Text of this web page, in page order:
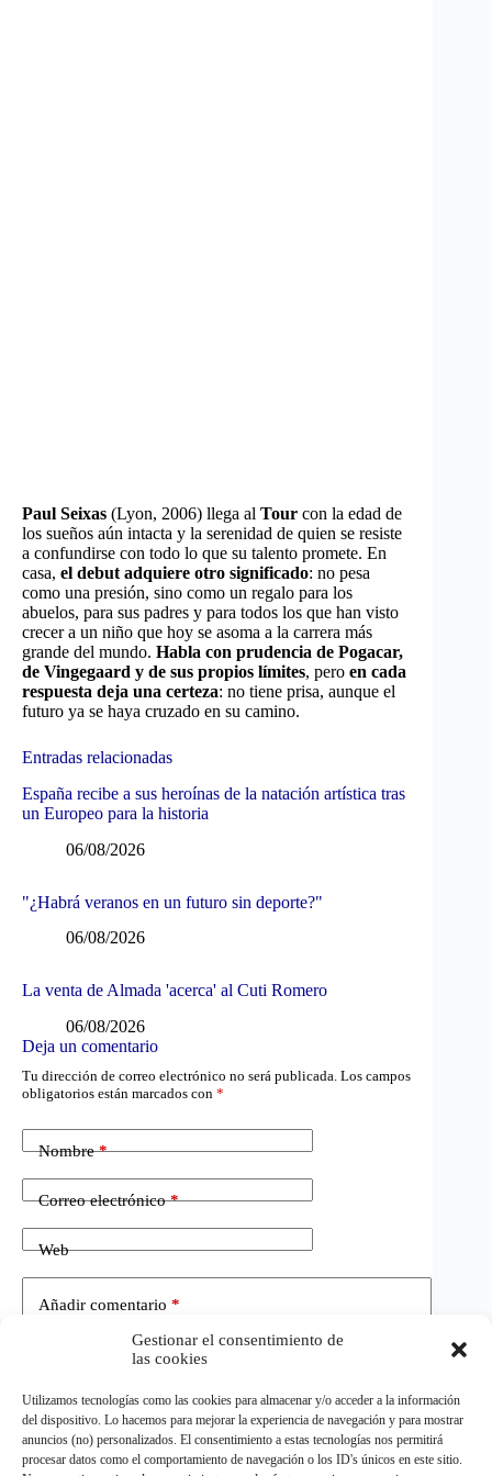
Gestionar el consentimiento de
las cookies
Utilizamos tecnologías como las cookies para almacenar y/o acceder a la información
del dispositivo. Lo hacemos para mejorar la experiencia de navegación y para mostrar
anuncios (no) personalizados. El consentimiento a estas tecnologías nos permitirá
procesar datos como el comportamiento de navegación o los ID's únicos en este sitio.
Paul Seixas (Lyon, 2006) llega al Tour con la edad de
los sueños aún intacta y la serenidad de quien se resiste
a confundirse con todo lo que su talento promete. En
casa, el debut adquiere otro significado: no pesa
como una presión, sino como un regalo para los
abuelos, para sus padres y para todos los que han visto
crecer a un niño que hoy se asoma a la carrera más
grande del mundo. Habla con prudencia de Pogacar,
de Vingegaard y de sus propios límites, pero en cada
respuesta deja una certeza: no tiene prisa, aunque el
futuro ya se haya cruzado en su camino.
Entradas relacionadas
España recibe a sus heroínas de la natación artística tras
un Europeo para la historia
06/08/2026
"¿Habrá veranos en un futuro sin deporte?"
06/08/2026
La venta de Almada 'acerca' al Cuti Romero
06/08/2026
Deja un comentario
Tu dirección de correo electrónico no será publicada. Los campos
obligatorios están marcados con *
Nombre*
Correo electrónico*
Web
Añadir comentario *